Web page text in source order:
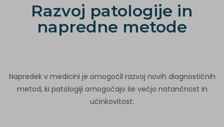
Razvoj patologije in
napredne metode
Napredek v medicini je omogočil razvoj novih diagnostičnih
metod, ki patologiji omogočajo še večjo natančnost in
učinkovitost: